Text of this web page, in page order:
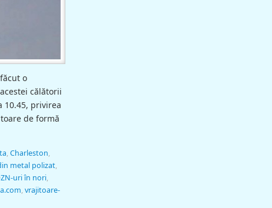
o
călătorii
10.45, privirea
de formă
,Charleston,
metal polizat,
uri în nori,
,vrajitoare-